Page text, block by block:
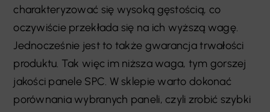
charakteryzować się wysoką gęstością, co
oczywiście przekłada się na ich wyższą wagę.
Jednocześnie jest to także gwarancja trwałości
produktu. Tak więc im niższa waga, tym gorszej
jakości panele SPC. W sklepie warto dokonać
porównania wybranych paneli, czyli zrobić szybki